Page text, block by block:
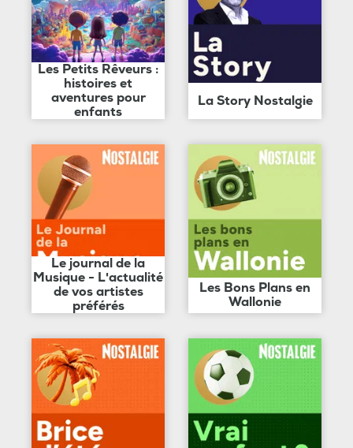
Les Petits Rêveurs :
histoires et
aventures pour
enfants
La Story Nostalgie
Le journal de la
Musique - L'actualité
de vos artistes
préférés
Les Bons Plans en
Wallonie